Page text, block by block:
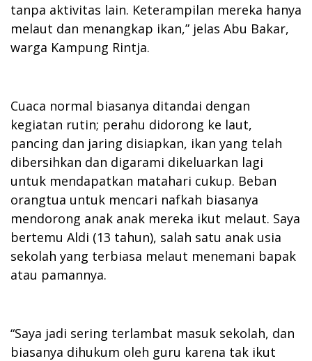
tanpa aktivitas lain. Keterampilan mereka hanya
melaut dan menangkap ikan,” jelas Abu Bakar,
warga Kampung Rintja.
Cuaca normal biasanya ditandai dengan
kegiatan rutin; perahu didorong ke laut,
pancing dan jaring disiapkan, ikan yang telah
dibersihkan dan digarami dikeluarkan lagi
untuk mendapatkan matahari cukup. Beban
orangtua untuk mencari nafkah biasanya
mendorong anak anak mereka ikut melaut. Saya
bertemu Aldi (13 tahun), salah satu anak usia
sekolah yang terbiasa melaut menemani bapak
atau pamannya.
“Saya jadi sering terlambat masuk sekolah, dan
biasanya dihukum oleh guru karena tak ikut